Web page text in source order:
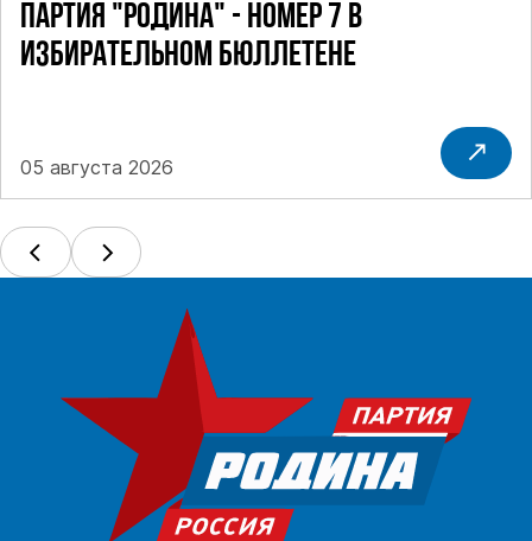
ПАРТИЯ "РОДИНА" - НОМЕР 7 В
ИЗБИРАТЕЛЬНОМ БЮЛЛЕТЕНЕ
05 августа 2026